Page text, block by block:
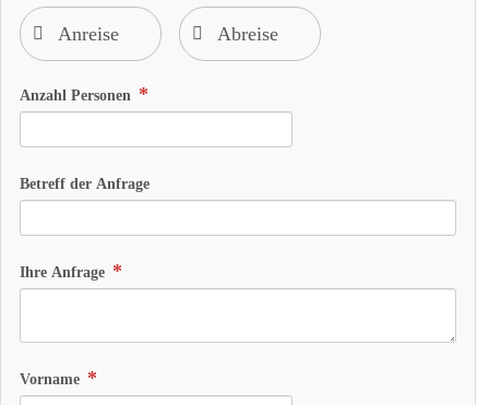
Anzahl Personen
Betreff der Anfrage
Ihre Anfrage
Vorname